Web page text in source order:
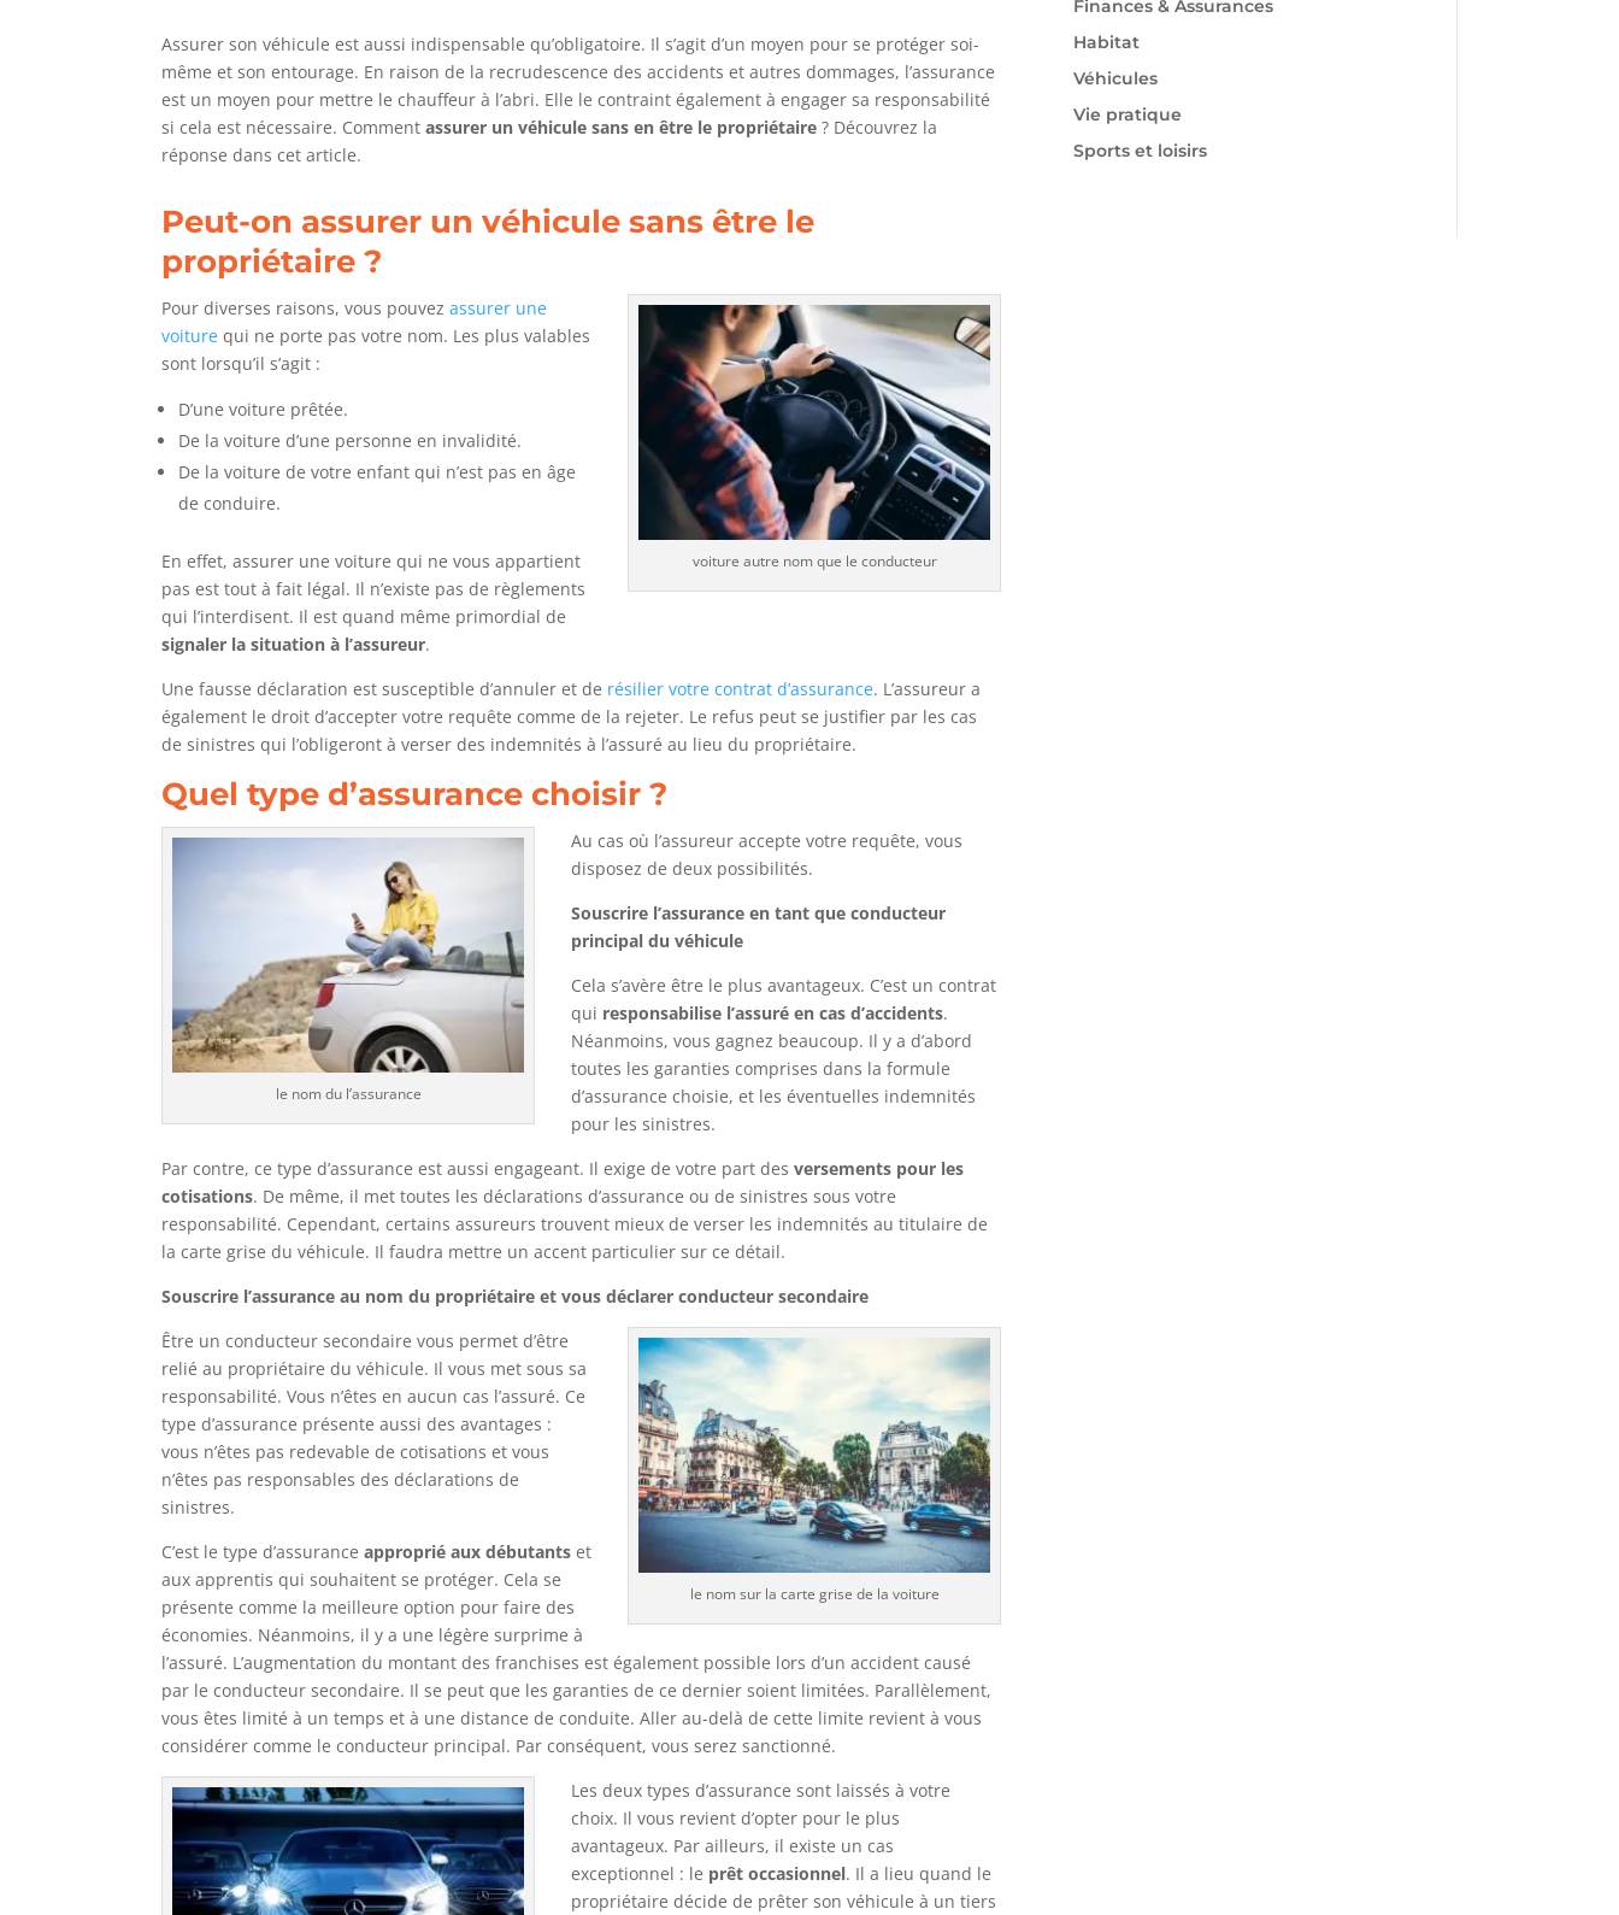
Assurer son véhicule est aussi indispensable qu’obligatoire. Il s’agit d’un moyen pour se protéger soi-
même et son entourage. En raison de la recrudescence des accidents et autres dommages, l’assurance
est un moyen pour mettre le chauffeur à l’abri. Elle le contraint également à engager sa responsabilité
si cela est nécessaire. Commentassurer un véhicule sans en être le propriétaire ? Découvrez la
réponse dans cet article.
Peut-on assurer un véhicule sans être le
propriétaire ?
voiture autre nom que le conducteur
Pour diverses raisons, vous pouvezassurer une
voiture qui ne porte pas votre nom. Les plus valables
sont lorsqu’il s’agit :
D’une voiture prêtée.
De la voiture d’une personne en invalidité.
De la voiture de votre enfant qui n’est pas en âge
de conduire.
En effet, assurer une voiture qui ne vous appartient
pas est tout à fait légal. Il n’existe pas de règlements
qui l’interdisent. Il est quand même primordial de
signaler la situation à l’assureur.
Une fausse déclaration est susceptible d’annuler et de résilier votre contrat d’assurance. L’assureur a
également le droit d’accepter votre requête comme de la rejeter. Le refus peut se justifier par les cas
de sinistres qui l’obligeront à verser des indemnités à l’assuré au lieu du propriétaire.
Quel type d’assurance choisir ?
le nom du l’assurance
Au cas où l’assureur accepte votre requête, vous
disposez de deux possibilités.
Souscrire l’assurance en tant que conducteur
principal du véhicule
Cela s’avère être le plus avantageux. C’est un contrat
qui responsabilise l’assuré en cas d’accidents.
Néanmoins, vous gagnez beaucoup. Il y a d’abord
toutes les garanties comprises dans la formule
d’assurance choisie, et les éventuelles indemnités
pour les sinistres.
Par contre, ce type d’assurance est aussi engageant. Il exige de votre part desversements pour les
cotisations. De même, il met toutes les déclarations d’assurance ou de sinistres sous votre
responsabilité. Cependant, certains assureurs trouvent mieux de verser les indemnités au titulaire de
la carte grise du véhicule. Il faudra mettre un accent particulier sur ce détail.
Souscrire l’assurance au nom du propriétaire et vous déclarer conducteur secondaire
le nom sur la carte grise de la voiture
Être un conducteur secondaire vous permet d’être
relié au propriétaire du véhicule. Il vous met sous sa
responsabilité. Vous n’êtes en aucun cas l’assuré. Ce
type d’assurance présente aussi des avantages :
vous n’êtes pas redevable de cotisations et vous
n’êtes pas responsables des déclarations de
sinistres.
C’est le type d’assurance approprié aux débutantset
aux apprentis qui souhaitent se protéger. Cela se
présente comme la meilleure option pour faire des
économies. Néanmoins, il y a une légère surprime à
l’assuré. L’augmentation du montant des franchises est également possible lors d’un accident causé
par le conducteur secondaire. Il se peut que les garanties de ce dernier soient limitées. Parallèlement,
vous êtes limité à un temps et à une distance de conduite. Aller au-delà de cette limite revient à vous
considérer comme le conducteur principal. Par conséquent, vous serez sanctionné.
Les deux types d’assurance sont laissés à votre
choix. Il vous revient d’opter pour le plus
avantageux. Par ailleurs, il existe un cas
exceptionnel : le prêt occasionnel. Il a lieu quand le
propriétaire décide de prêter son véhicule à un tiers
Finances & Assurances
Habitat
Véhicules
Vie pratique
Sports et loisirs